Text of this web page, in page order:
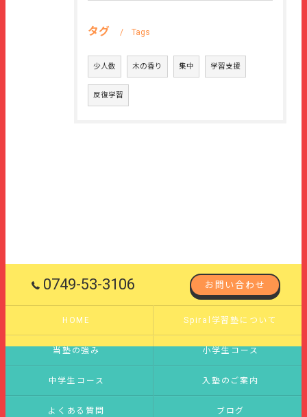
タグ Tags
少人数 木の香り 集中 学習支援
反復学習
0749-53-3106 お問い合わせ
HOME Spiral学習塾について
当塾の強み 小学生コース
中学生コース 入塾のご案内
よくある質問 ブログ